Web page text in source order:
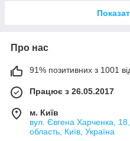
Про нас
91% позитивних з 1001
Працює з 26.05.2017
м. Київ
вул. Євгена Харченка,
область, Київ, Україна